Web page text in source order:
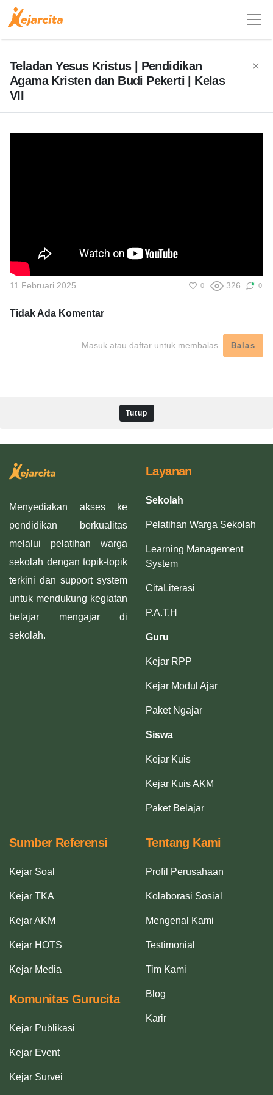
Teladan Yesus Kristus | Pendidikan
Agama Kristen dan Budi Pekerti | Kelas
VII
11 Februari 2025 0 326 0
Tidak Ada Komentar
Masuk atau daftar untuk membalas. Balas
Tutup
Menyediakan akses ke
pendidikan berkualitas
melalui pelatihan warga
sekolah dengan topik-topik
terkini dan support system
untuk mendukung kegiatan
belajar mengajar di
sekolah.
Layanan
Sekolah
Pelatihan Warga Sekolah
Learning Management
System
CitaLiterasi
P.A.T.H
Guru
Kejar RPP
Kejar Modul Ajar
Paket Ngajar
Siswa
Kejar Kuis
Kejar Kuis AKM
Paket Belajar
Sumber Referensi
Kejar Soal
Kejar TKA
Kejar AKM
Kejar HOTS
Kejar Media
Komunitas Gurucita
Kejar Publikasi
Kejar Event
Kejar Survei
Tentang Kami
Profil Perusahaan
Kolaborasi Sosial
Mengenal Kami
Testimonial
Tim Kami
Blog
Karir